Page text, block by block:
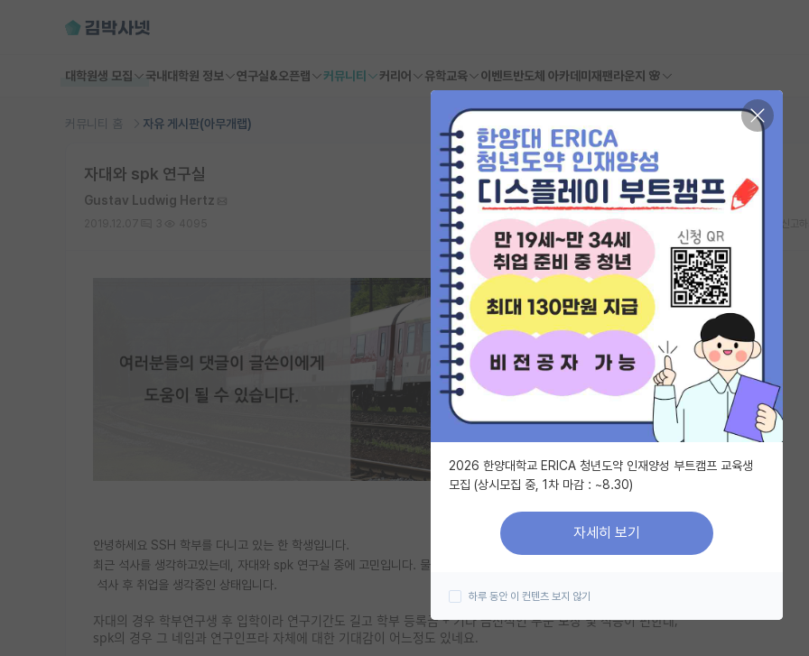
대학원생 모집 국내대학원 정보 연구실&오픈랩 커뮤니티 커리어 유학교육 이벤트반도체 아카데미 재팬라운지 🌸
커뮤니티 홈 자유 게시판(아무개랩)
자대와 spk 연구실
Gustav Ludwig Hertz
안녕하세요 SSH 학부를 다니고 있는 한 학생입니다.
최근 석사를 생각하고있는데, 자대와 spk 연구실 중에 고민입니다. 물론 spk 연구실이 저를 뽑아준다는 보장은 없지만요.
석사 후 취업을 생각중인 상태입니다.
자대의 경우 학부연구생 후 입학이라 연구기간도 길고 학부 등록금 + 기타 금전적인 부분 보장 및 적응이 편한데,
spk의 경우 그 네임과 연구인프라 자체에 대한 기대감이 어느정도 있네요.
2026 한양대학교 ERICA 청년도약 인재양성 부트캠프 교육생
모집 (상시모집 중, 1차 마감 : ~8.30)
자세히 보기
하루 동안 이 컨텐츠 보지 않기